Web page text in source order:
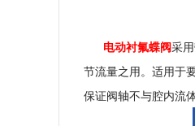
电动衬氟蝶阀采
节流量之用。适用于
保证阀轴不与腔内流